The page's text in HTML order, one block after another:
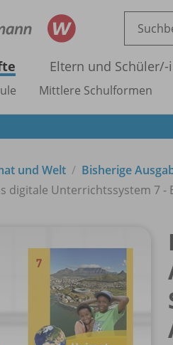
Eltern und Schüler/-
Mittlere Schulformen
und Welt
Bisherige
digitale Unterrichtssystem 7 -